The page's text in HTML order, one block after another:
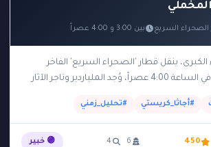
بين 3:00 و 4:00 عصراً
ينقل قطار 'الصحراء السريع' الفاخر
مجموعة من النخبة. في الساعة 4:00 عصراً، وُجد الملياردير وتاجر الآثار
#أجاثا_كريستي #تحليل_زمني
450
6
4 🟣 خبير